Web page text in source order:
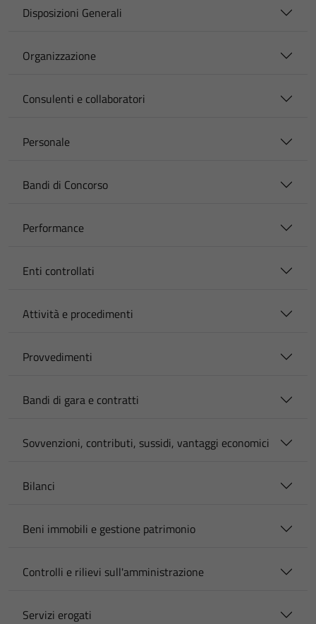
Disposizioni Generali
Organizzazione
Consulenti e collaboratori
Personale
Bandi di Concorso
Performance
Enti controllati
Attività e procedimenti
Provvedimenti
Bandi di gara e contratti
Sovvenzioni, contributi, sussidi, vantaggi economici
Bilanci
Beni immobili e gestione patrimonio
Controlli e rilievi sull'amministrazione
Servizi erogati